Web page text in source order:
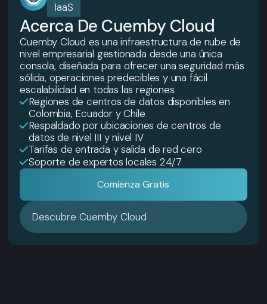
IaaS
Acerca De Cuemby Cloud
Cuemby Cloud es una infraestructura de nube de
nivel empresarial gestionada desde una única
consola, diseñada para ofrecer una seguridad más
sólida, operaciones predecibles y una fácil
escalabilidad en todas las regiones.
Regiones de centros de datos disponibles en
Colombia, Ecuador y Chile
Respaldado por ubicaciones de centros de
datos de nivel III y nivel IV
Tarifas de entrada y salida de red cero
Soporte de expertos locales 24/7
Comienza Gratis
Descubre Cuemby Cloud